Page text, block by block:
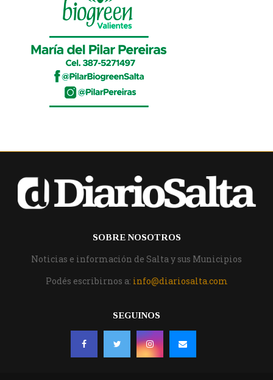
SOBRE NOSOTROS
Noticias e información de Salta y sus Municipios
Podés escribirnos a: info@diariosalta.com
SEGUINOS